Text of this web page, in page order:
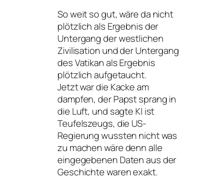
So weit so gut, wäre da nicht
plötzlich als Ergebnis der
Untergang der westlichen
Zivilisation und der Untergang
des Vatikan als Ergebnis
plötzlich aufgetaucht.
Jetzt war die Kacke am
dampfen, der Papst sprang in
die Luft, und sagte KI ist
Teufelszeugs, die US-
Regierung wussten nicht was
zu machen wäre denn alle
eingegebenen Daten aus der
Geschichte waren exakt.